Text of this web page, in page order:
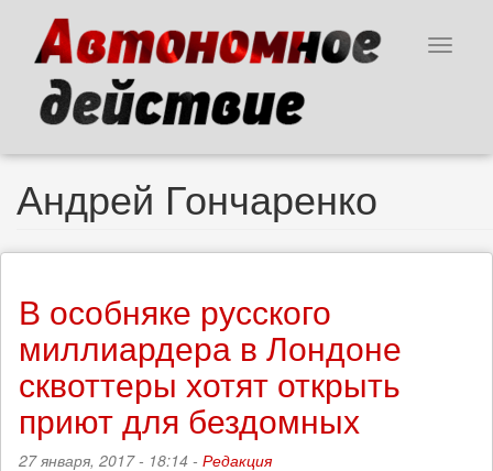
основному
содержанию
Toggle
Андрей Гончаренко
В особняке русского
миллиардера в Лондоне
сквоттеры хотят открыть
приют для бездомных
27 января, 2017 - 18:14 - Редакция